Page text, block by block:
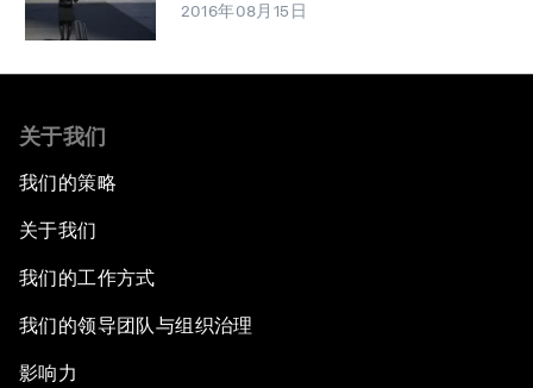
2016年08月15日
关于我们
我们的策略
关于我们
我们的工作方式
我们的领导团队与组织治理
影响力